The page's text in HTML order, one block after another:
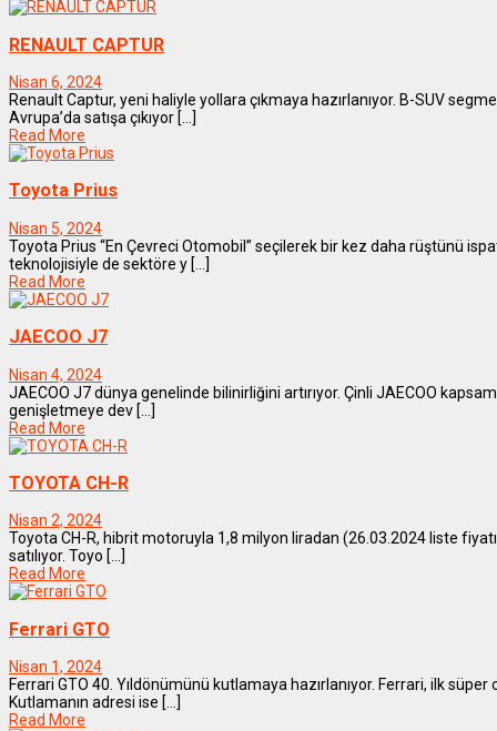
RENAULT CAPTUR
Nisan 6, 2024
Renault Captur, yeni haliyle yollara çıkmaya hazırlanıyor. B-SUV
Avrupa’da satışa çıkıyor [...]
Read More
Toyota Prius
Nisan 5, 2024
Toyota Prius “En Çevreci Otomobil” seçilerek bir kez daha rüştünü
teknolojisiyle de sektöre y [...]
Read More
JAECOO J7
Nisan 4, 2024
JAECOO J7 dünya genelinde bilinirliğini artırıyor. Çinli JAECOO
genişletmeye dev [...]
Read More
TOYOTA CH-R
Nisan 2, 2024
Toyota CH-R, hibrit motoruyla 1,8 milyon liradan (26.03.2024 liste
satılıyor. Toyo [...]
Read More
Ferrari GTO
Nisan 1, 2024
Ferrari GTO 40. Yıldönümünü kutlamaya hazırlanıyor. Ferrari, ilk
Kutlamanın adresi ise [...]
Read More